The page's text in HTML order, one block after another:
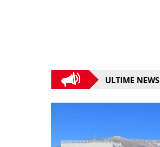
ULTIME NEWS